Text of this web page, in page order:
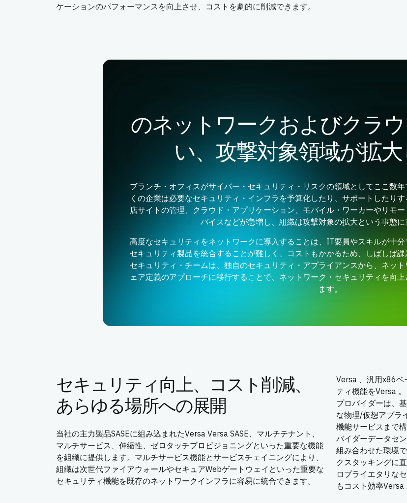
ケーションのパフォーマンスを向上させ、コストを劇的に削減できます。
のネットワークおよびクラ
い、攻撃対象領域が拡
ブランチ・オフィスがサイバー・セキュリティ・リスクの領域としてここ数
くの企業は必要なセキュリティ・インフラを予算化したり、サポートしたり
店サイトの管理、クラウド・アプリケーション、モバイル・ワーカーやリモ
バイスなどが急増し、組織は攻撃対象の拡大という事態に
高度なセキュリティをネットワークに導入することは、IT要員やスキルが十
セキュリティ製品を統合することが難しく、コストもかかるため、しばしば
セキュリティ・チームは、独自のセキュリティ・アプライアンスから、ネッ
ェア定義のアプローチに移行することで、ネットワーク・セキュリティを向
ます。
セキュリティ向上、コスト削減、
あらゆる場所への展開
当社の主力製品SASEに組み込まれたVersa Versa SASE、マルチテナント、
マルチサービス、伸縮性、ゼロタッチプロビジョニングといった重要な機能
を組織に提供します。マルチサービス機能とサービスチェイニングにより、
組織は次世代ファイアウォールやセキュアWebゲートウェイといった重要な
セキュリティ機能を既存のネットワークインフラに容易に統合できます。
Versa 、汎用x86ベ
ティ機能をVersa
プロバイダーは、
な物理/仮想アプラ
機能サービスまで
バイダーデータセ
組み合わせた環境
クスタッキングに
ロプライエタリな
もコスト効率Versa